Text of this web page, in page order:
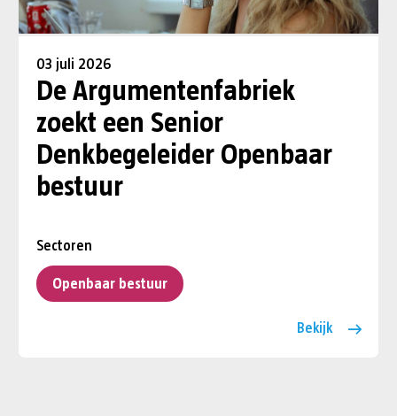
03 juli 2026
De Argumentenfabriek
zoekt een Senior
Denkbegeleider Openbaar
bestuur
Sectoren
Openbaar bestuur
Bekijk